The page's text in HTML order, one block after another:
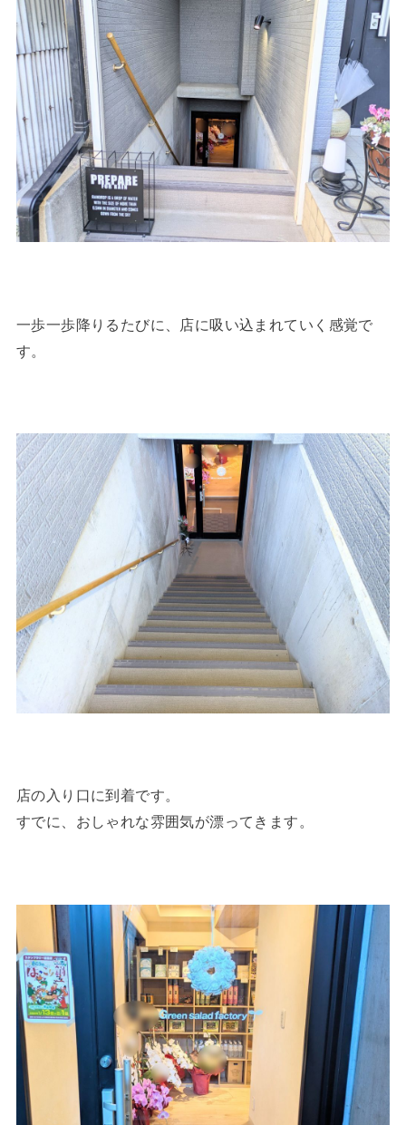
一歩一歩降りるたびに、店に吸い込まれていく感覚で
す。
店の入り口に到着です。
すでに、おしゃれな雰囲気が漂ってきます。